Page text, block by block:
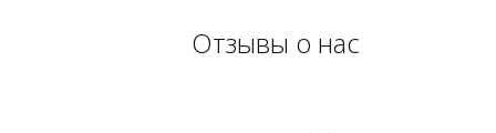
Отзывы о нас